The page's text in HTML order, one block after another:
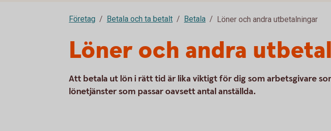
Företag Betala och ta betalt Betala Löner och andra utbetalningar
Löner och andra
Att betala ut lön i rätt tid är lika viktigt för dig som arbetsgivare
lönetjänster som passar oavsett antal anställda.